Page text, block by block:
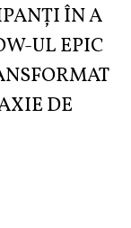
ÎN A
UL EPIC
DE